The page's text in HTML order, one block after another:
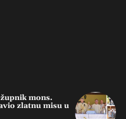
mons.
zlatnu misu u